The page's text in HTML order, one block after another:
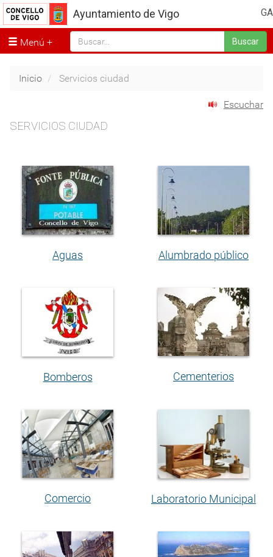
GA
Ayuntamiento de Vigo
Menú Buscar
Inicio Servicios ciudad
Escuchar
SERVICIOS CIUDAD
Aguas Alumbrado público
Bomberos Cementerios
Comercio Laboratorio Municipal